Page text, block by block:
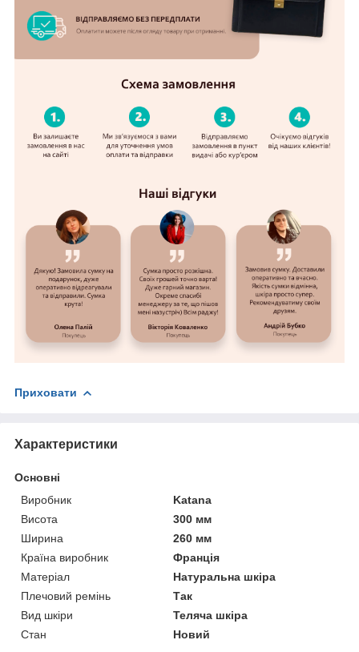
Приховати
Характеристики
Основні
Виробник
Katana
Висота
300 мм
Ширина
260 мм
Країна виробник
Франція
Матеріал
Натуральна шкіра
Плечовий ремінь
Так
Вид шкіри
Теляча шкіра
Стан
Новий